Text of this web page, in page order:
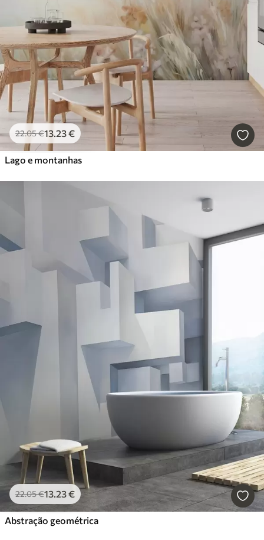
22.05€13.23€
Lago e montanhas
22.05€13.23€
Abstração geométrica